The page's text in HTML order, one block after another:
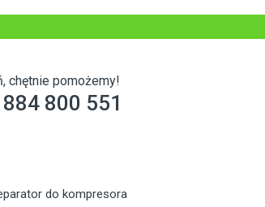
chętnie pomożemy!
884 800 551
do kompresora